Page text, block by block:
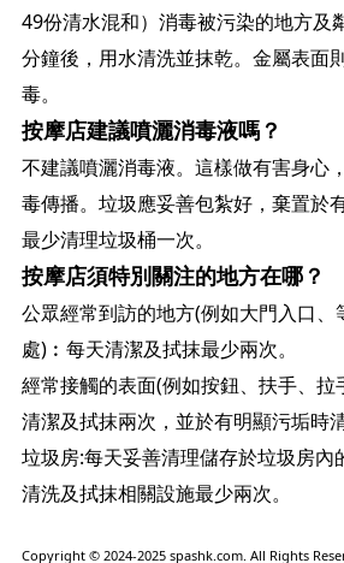
49份清水混和）消毒被污染的地方及
分鐘後，用水清洗並抹乾。金屬表面
毒。
按摩店建議噴灑消毒液嗎？
不建議噴灑消毒液。這樣做有害身心
毒傳播。垃圾應妥善包紮好，棄置於
最少清理垃圾桶一次。
按摩店須特別關注的地方在哪？
公眾經常到訪的地方(例如大門入口、
處)︰每天清潔及拭抹最少兩次。
經常接觸的表面(例如按鈕、扶手、拉
清潔及拭抹兩次，並於有明顯污垢時
垃圾房:每天妥善清理儲存於垃圾房內
清洗及拭抹相關設施最少兩次。
Copyright © 2024-2025 spashk.com. All Rights